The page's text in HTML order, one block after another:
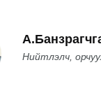
Нийтлэлч,